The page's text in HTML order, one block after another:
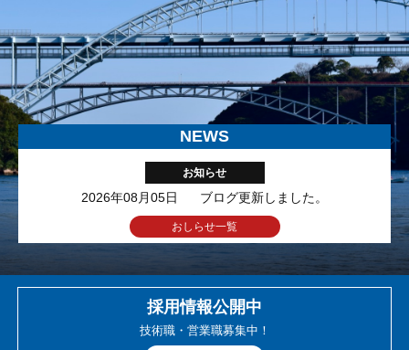
NEWS
お知らせ
2026年08月05日 ブログ更新しました。
おしらせ一覧
採用情報公開中
技術職・営業職募集中！